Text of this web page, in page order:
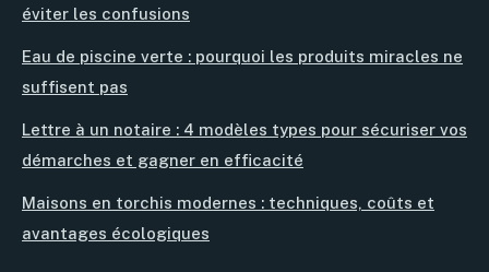
éviter les confusions
Eau de piscine verte : pourquoi les produits miracles ne
suffisent pas
Lettre à un notaire : 4 modèles types pour sécuriser vos
démarches et gagner en efficacité
Maisons en torchis modernes : techniques, coûts et
avantages écologiques